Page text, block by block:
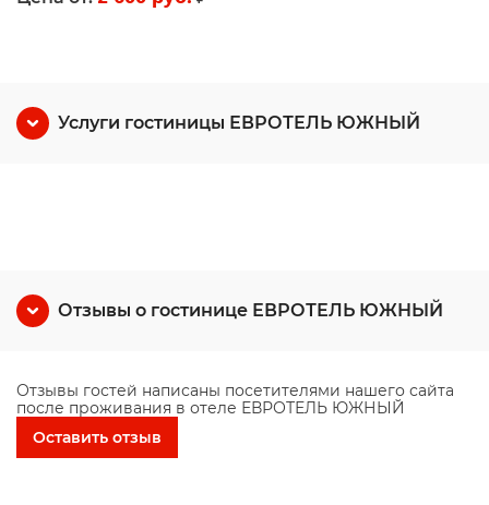
Услуги гостиницы ЕВРОТЕЛЬ ЮЖНЫЙ
Отзывы о гостинице ЕВРОТЕЛЬ ЮЖНЫЙ
Отзывы гостей написаны посетителями нашего сайта
после проживания в отеле ЕВРОТЕЛЬ ЮЖНЫЙ
Оставить отзыв